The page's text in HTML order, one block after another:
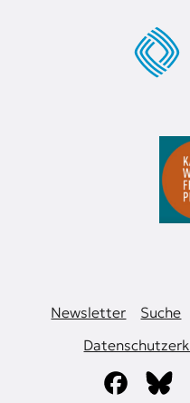
Newsletter Suche